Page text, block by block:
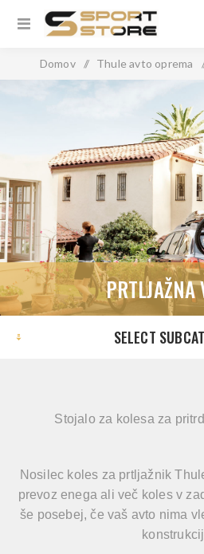
Domov / Thule avto oprema
PRTLJAŽNA
SELECT
Stojalo za kolesa za
Nosilec koles za prtljažnik
prevoz enega ali več koles v
še posebej, če vaš avto nima